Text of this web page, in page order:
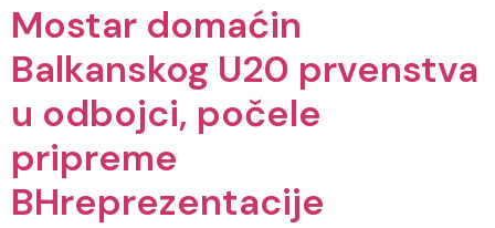
Mostar domaćin
Balkanskog U20 prvenstva
u odbojci, počele
pripreme
BHreprezentacije